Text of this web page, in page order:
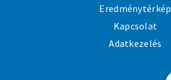
Eredménytérkép
Kapcsolat
Adatkezelés